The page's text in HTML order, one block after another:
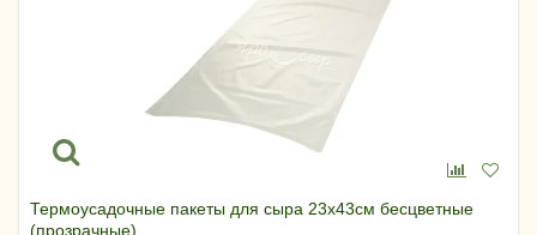
Термоусадочные пакеты для сыра 23х43см бесцветные
(прозрачные)